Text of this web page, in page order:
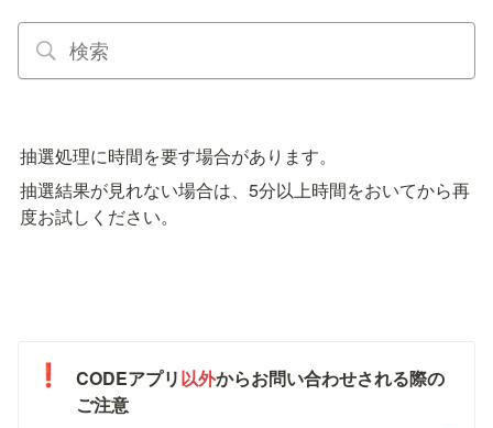
抽選処理に時間を要す場合があります。
抽選結果が見れない場合は、5分以上時間をおいてから再
度お試しください。
❗ CODEアプリ以外からお問い合わせされる際の
ご注意